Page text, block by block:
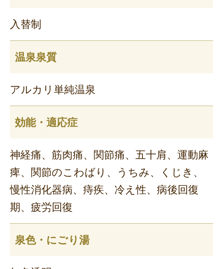
入替制
温泉泉質
アルカリ単純温泉
効能・適応症
神経痛、筋肉痛、関節痛、五十肩、運動麻
痺、関節のこわばり、うちみ、くじき、
慢性消化器病、痔疾、冷え性、病後回復
期、疲労回復
泉色・にごり湯